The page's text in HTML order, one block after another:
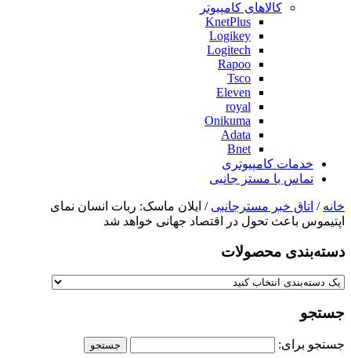
کالاهای کامپیوتر
KnetPlus
Logikey
Logitech
Rapoo
Tsco
Eleven
royal
Onikuma
Adata
Bnet
خدمات کامپیوتری
تماس با مستر جانبی
خانه / اتاق خبر مسترجانبی / ایلان ماسک: ربات انسان نمای
اپتیموس باعث تحول در اقتصاد جهانی خواهد شد
دسته‌بندی‌ محصولات
جستجو
جستجو برای: